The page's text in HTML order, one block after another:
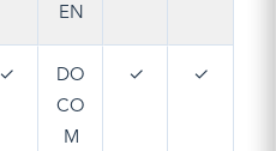
EN
✓
DO
CO
M
✓ ✓